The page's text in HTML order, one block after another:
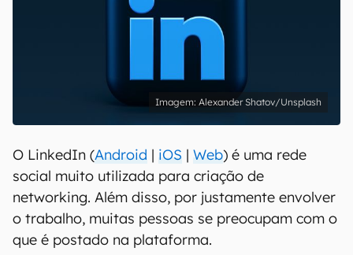
Alexander Shatov/Unsplash
O LinkedIn (Android | iOS | Web) é uma rede
social muito utilizada para criação de
networking. Além disso, por justamente envolver
o trabalho, muitas pessoas se preocupam com o
que é postado na plataforma.